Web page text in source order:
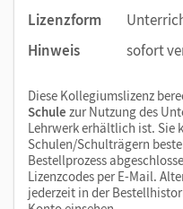
Lizenzform
Hinweis
sofort
Diese Kollegiumslizenz
Schule zur Nutzung des
Lehrwerk erhältlich ist. Sie
Schulen/Schulträgern
Bestellprozess
Lizenzcodes per E-Mail.
jederzeit in der